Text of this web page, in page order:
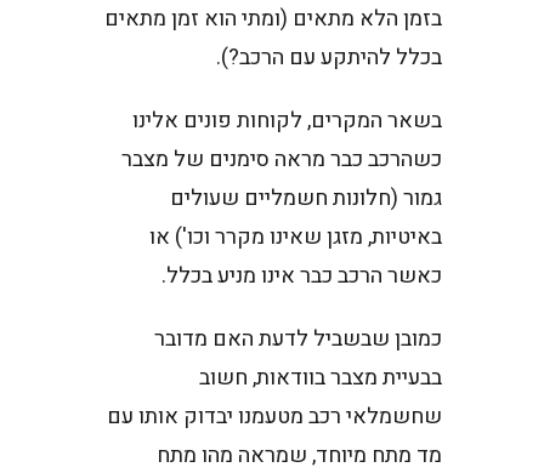
בזמן הלא מתאים (ומתי הוא זמן מתאים
בכלל להיתקע עם הרכב?).
בשאר המקרים, לקוחות פונים אלינו
כשהרכב כבר מראה סימנים של מצבר
גמור (חלונות חשמליים שעולים
באיטיות, מזגן שאינו מקרר וכו') או
כאשר הרכב כבר אינו מניע בכלל.
כמובן שבשביל לדעת האם מדובר
בבעיית מצבר בוודאות, חשוב
שחשמלאי רכב מטעמנו יבדוק אותו עם
מד מתח מיוחד, שמראה מהו מתח